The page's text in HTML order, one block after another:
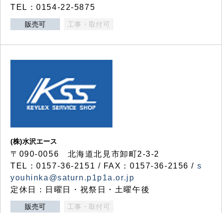
TEL：0154-22-5875
販売可 工事・取付可
(株)水沢エース
〒090-0056 北海道北見市卸町2-3-2
TEL：0157-36-2151 / FAX：0157-36-2156 / s
youhinka@saturn.p1p1a.or.jp
定休日：日曜日・祝祭日・土曜午後
販売可 工事・取付可